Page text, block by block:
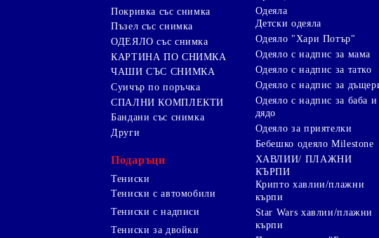
Покривка със снимка
Пъзел със снимка
ОДЕЯЛО със снимка
КАРТИНА ПО СНИМКА
ЧАШИ СЪС СНИМКА
Суичър по поръчка
СПАЛНИ КОМПЛЕКТИ
Бандани със снимка
Други
Подаръци
Тениски
Тениски с автомобили
Тениски с надписи
Тениски за двойки
Одеяла
Детски одеяла
Одеяло "Хари Потър"
Одеяло с надпис за мама
Одеяло с надпис за татко
Одеяло с надпис за
Одеяло с надпис за баба и
дядо
Одеяло за приятелки
Бебешко одеяло Milestone
ХАВЛИИ/ ПЛАЖНИ
КЪРПИ
Крипто хавлии/плажни
кърпи
Star Wars хавлии/плажни
кърпи